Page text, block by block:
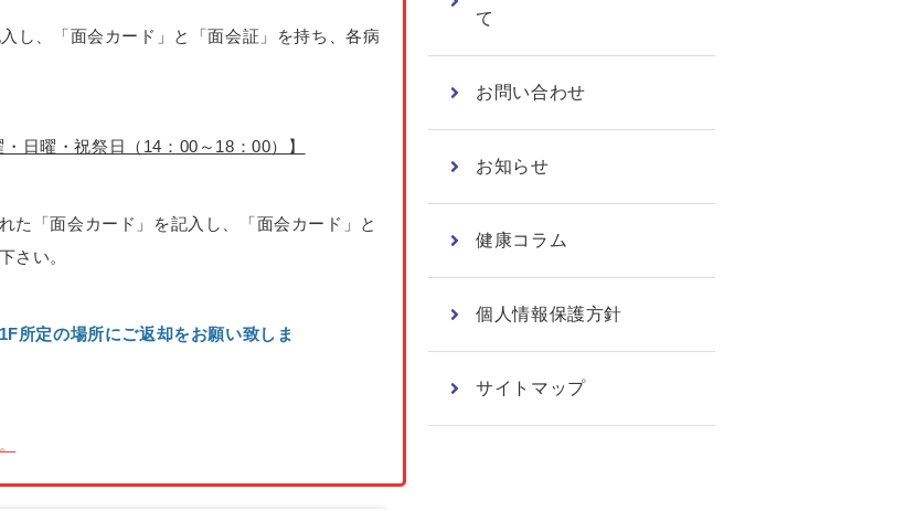
し、「面会カード」と「面会証」を持ち、各病
日曜・祝祭日（14：00～18：00）】
た「面会カード」を記入し、「面会カード」と
下さい。
所定の場所にご返却をお願い致しま
て
お問い合わせ
お知らせ
健康コラム
個人情報保護方針
サイトマップ